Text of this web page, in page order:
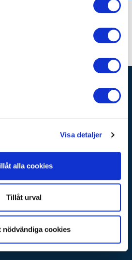
Visa detaljer
alla cookies
Tillåt urval
nödvändiga cookies